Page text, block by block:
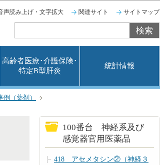
声読み上げ・文字拡大 関連サイト サイトマップ
高齢者医療･介護保険･
特定B型肝炎
統計情報
（薬剤）
100番台 神経系及び
感覚器官用医薬品
418 アセメタシン②（神経３